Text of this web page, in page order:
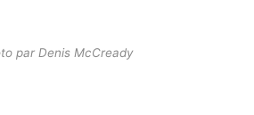
par Denis McCready